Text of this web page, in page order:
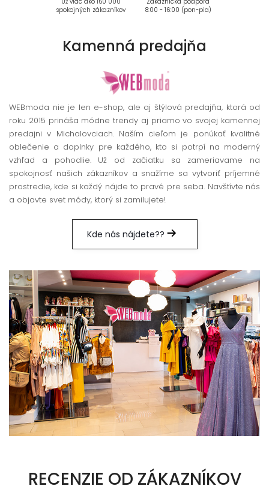
spokojných zákazníkov
8:00 - 16:00 (pon-pia)
Kamenná predajňa
WEBmoda nie je len e-shop, ale aj štýlová predajňa, ktorá od
roku 2015 prináša módne trendy aj priamo vo svojej kamennej
predajni v Michalovciach. Naším cieľom je ponúkať kvalitné
oblečenie a doplnky pre každého, kto si potrpí na moderný
vzhľad a pohodlie. Už od začiatku sa zameriavame na
spokojnosť našich zákazníkov a snažíme sa vytvoriť príjemné
prostredie, kde si každý nájde to pravé pre seba. Navštívte nás
a objavte svet módy, ktorý si zamilujete!
Kde nás nájdete??
RECENZIE OD ZÁKAZNÍKOV